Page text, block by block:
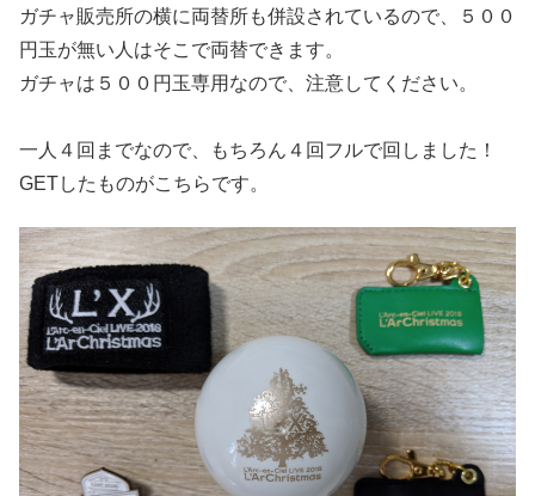
ガチャ販売所の横に両替所も併設されているので、５００
円玉が無い人はそこで両替できます。
ガチャは５００円玉専用なので、注意してください。
一人４回までなので、もちろん４回フルで回しました！
GETしたものがこちらです。